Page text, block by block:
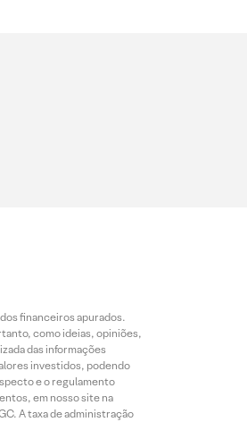
financeiros apurados.
como ideias, opiniões,
das informações
investidos, podendo
e o regulamento
em nosso site na
A taxa de administração